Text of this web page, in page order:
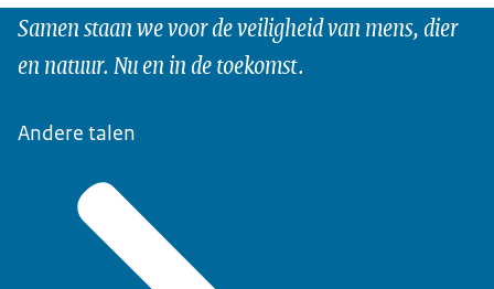
Samen staan we voor de veiligheid van mens, dier
en natuur. Nu en in de toekomst.
Andere talen